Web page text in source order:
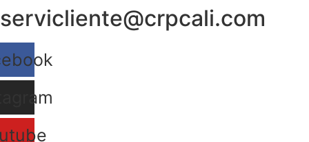
Ir
al
contenido
servicliente@crpcali.com